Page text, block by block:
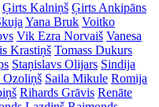
Ģirts Kalniņš Ģirts Ankipāns
Yana Bruk Voitko
Vik Ezra Norvaiš Vanesa
Krastiņš Tomass Dukurs
Staņislavs Olijars Sindija
Ozoliņš Saila Mikule Romija
Rihards Grāvis Renāte